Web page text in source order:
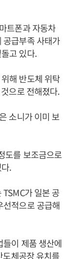
트폰과 자동차
공급부족 사태가
고 있다.
해 반도체 위탁
으로 전해졌다.
소니가 이미 보
도를 보조금으로
.
가 일본 공
적으로 공급해
이 제품 생산에
도체공장 유치를